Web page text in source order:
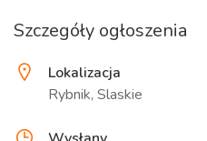
Szczegóły ogłoszenia
Lokalizacja
Rybnik, Slaskie